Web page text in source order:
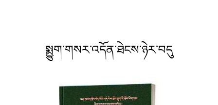
སྨྱུག་གསར་འདོན་ཐེངས་ཉེར་བདུ